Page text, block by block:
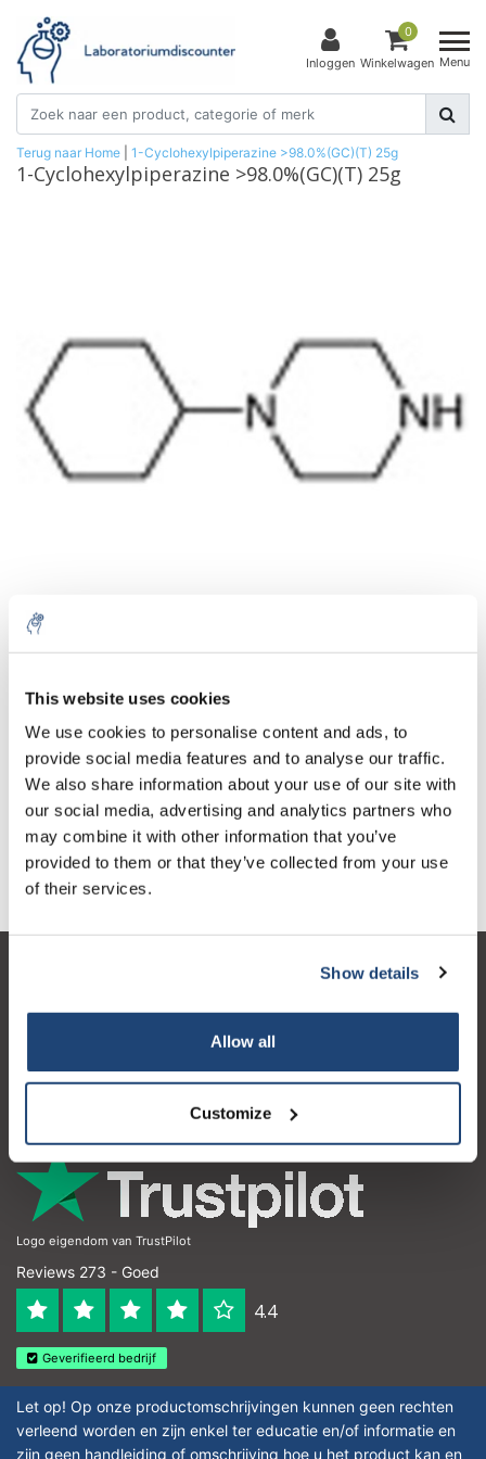
This website uses cookies
We use cookies to personalise content and ads, to
provide social media features and to analyse our traffic.
We also share information about your use of our site with
our social media, advertising and analytics partners who
may combine it with other information that you’ve
provided to them or that they’ve collected from your use
of their services.
Show details
Allow all
Customize
Inloggen
0
Winkelwagen Menu
Terug naar Home 1-Cyclohexylpiperazine >98.0%(GC)(T) 25g
1-Cyclohexylpiperazine >98.0%(GC)(T) 25g
1 Stuk Excl. btw
€192,01
Incl. btw
Toevoegen aan winkelwagen
Informatie
Contactgegevens
Logo eigendom van TrustPilot
Reviews 273 - Goed
4.4
Geverifieerd bedrijf
Let op! Op onze productomschrijvingen kunnen geen rechten
verleend worden en zijn enkel ter educatie en/of informatie en
zijn geen handleiding of omschrijving hoe u het product kan en